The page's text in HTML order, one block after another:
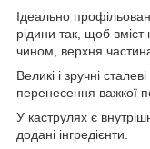
Ідеально
рідини так, щоб вміст
чином, верхня
Великі і зручні
перенесення важкої
У каструлях є
додані інгредієнти.